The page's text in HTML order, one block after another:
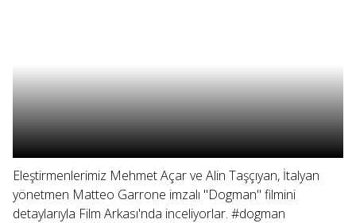
Eleştirmenlerimiz Mehmet Açar ve Alin Taşçıyan, İtalyan
yönetmen Matteo Garrone imzalı "Dogman" filmini
detaylarıyla Film Arkası'nda inceliyorlar. #dogman